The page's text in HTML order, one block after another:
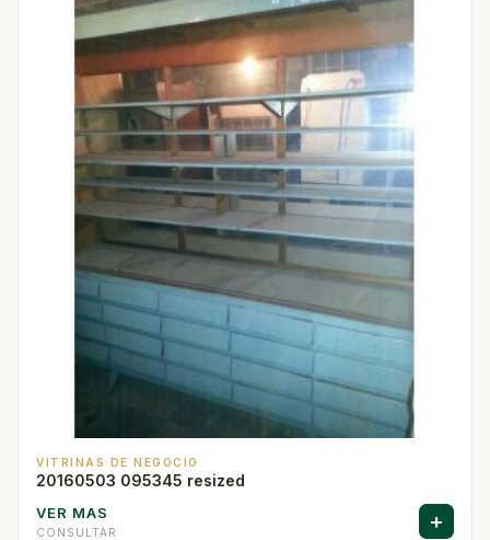
VITRINAS DE NEGOCIO
20160503 095345 resized
VER MAS
CONSULTAR +